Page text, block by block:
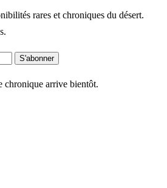
rares et chroniques du désert.
S'abonner
chronique arrive bientôt.